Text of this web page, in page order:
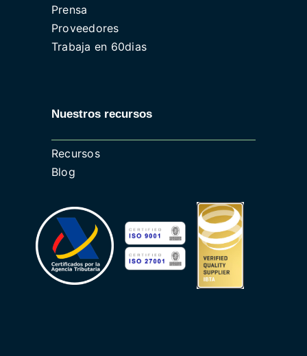
Prensa
Proveedores
Trabaja en 60dias
Nuestros recursos
Recursos
Blog